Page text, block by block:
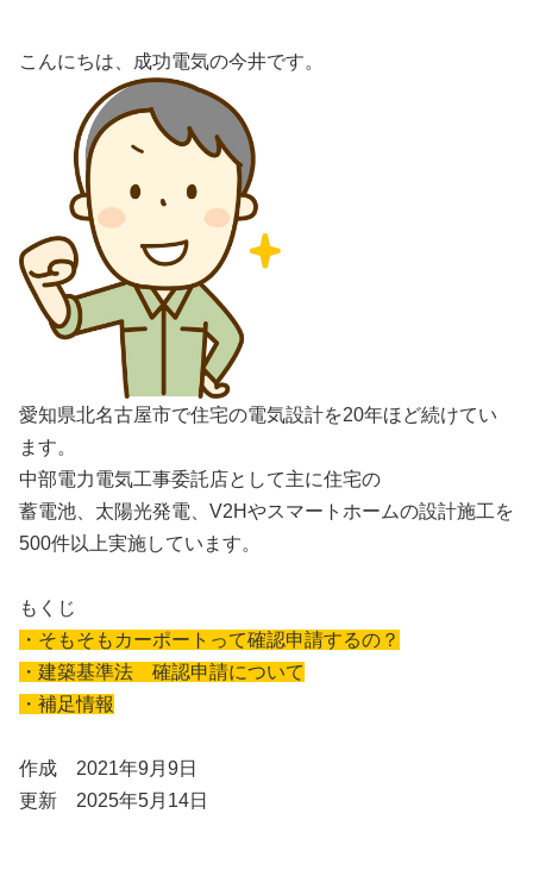
こんにちは、成功電気の今井です。
愛知県北名古屋市で住宅の電気設計を20年ほど続けてい
ます。
中部電力電気工事委託店として主に住宅の
蓄電池、太陽光発電、V2Hやスマートホームの設計施工を
500件以上実施しています。
もくじ
・そもそもカーポートって確認申請するの？
・建築基準法 確認申請について
・補足情報
作成 2021年9月9日
更新 2025年5月14日